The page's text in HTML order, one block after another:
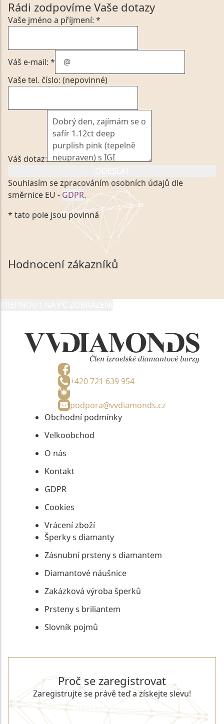
Rádi zodpovíme Vaše dotazy
Vaše jméno a příjmení: *
Váš e-mail: *
Vaše tel. číslo: (nepovinné)
Váš dotaz:
Souhlasím se zpracováním osobních údajů dle
směrnice EU - GDPR.
Kliknutím na výše uvedený odkaz, v souladu se
zákonem č. 101/2000 Sb. v platném znění výslovně
souhlasím se zpracováním a uchováním veškerých
mých osobních údajů, které poskytuji prostřednictvím
společnosti VVDiamonds s.r.o., IČO: 05892481. Tyto
údaje poskytuji společnosti VVDiamonds s.r.o., IČO:
* tato pole jsou povinná
Hodnocení zákazníků
+420 721 639 954
podpora@vvdiamonds.cz
Obchodní podmínky
Velkoobchod
O nás
Kontakt
GDPR
Cookies
Vrácení zboží
Šperky s diamanty
Zásnubní prsteny s diamantem
Diamantové náušnice
Zakázková výroba šperků
Prsteny s briliantem
Slovník pojmů
Proč se zaregistrovat
Zaregistrujte se právě teď a získejte slevu!
REGISTROVAT SE